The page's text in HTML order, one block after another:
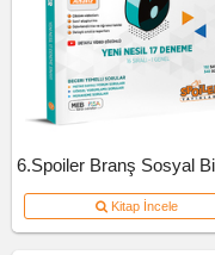
Kitap İncele